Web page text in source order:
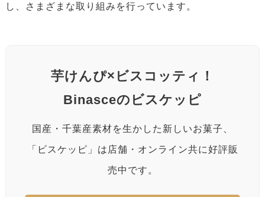
し、さまざまな取り組みを行っています。
芋けんぴ×ビスコッティ！
Binasceのビスケッピ
国産・千葉産素材を生かした新しいお菓子、
「ビスケッピ」は店舗・オンライン共に好評販
売中です。